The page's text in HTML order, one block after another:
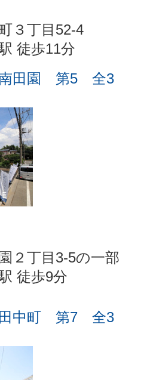
３丁目52-4
徒歩11分
田園 第5 全3
２丁目3-5の一部
徒歩9分
中町 第7 全3